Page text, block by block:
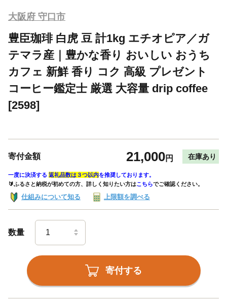
大阪府 守口市
豊臣珈琲 白虎 豆 計1kg エチオピア／ガ
テマラ産｜豊かな香り おいしい おうち
カフェ 新鮮 香り コク 高級 プレゼント
コーヒー鑑定士 厳選 大容量 drip coffee
[2598]
寄付金額 21,000円 在庫あり
一度に決済する 返礼品数は３つ以内を推奨しております。
🔰ふるさと納税が初めての方、詳しく知りたい方はこちらでご確認ください。
仕組みについて知る 上限額を調べる
数量
寄付する